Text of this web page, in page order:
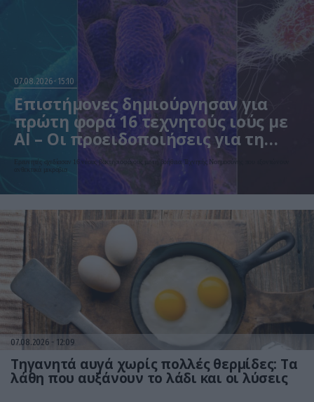
07.08.2026 15:10
Επιστήμονες δημιούργησαν για
πρώτη φορά 16 τεχνητούς ιούς με
AI – Οι προειδοποιήσεις για τη
βιοασφάλεια
Ερευνητές σχεδίασαν 16 νέους βακτηριοφάγους με τη βοήθεια Τεχνητής Νοημοσύνης που εξοντώνουν
ανθεκτικά μικρόβια
07.08.2026 12:09
Τηγανητά αυγά χωρίς πολλές θερμίδες: Τα
λάθη που αυξάνουν το λάδι και οι λύσεις